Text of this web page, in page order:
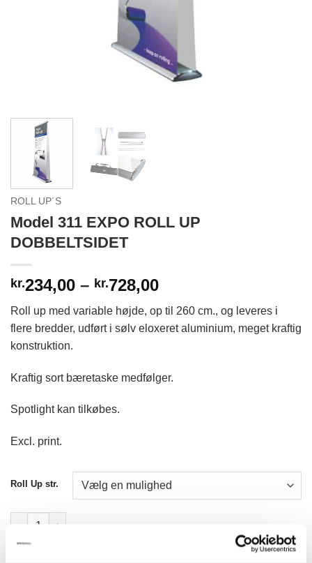
ROLL UP´S
Model 311 EXPO ROLL UP
DOBBELTSIDET
kr.234,00 – kr.728,00Prisinterval:
til
kr.728,00
Roll up med variable højde, op til 260 cm., og leveres i
flere bredder, udført i sølv eloxeret aluminium, meget kraftig
konstruktion.
Kraftig sort bæretaske medfølger.
Spotlight kan tilkøbes.
Excl. print.
Roll Up str.
Model 311 EXPO ROLL UP DOBBELTSIDET antal